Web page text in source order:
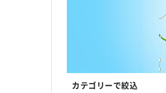
カテゴリーで絞込